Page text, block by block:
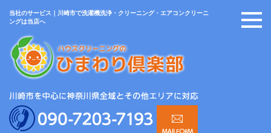
当社のサービス｜川崎市で洗濯機洗浄・クリーニング・エアコンクリーニ
ングは当店へ